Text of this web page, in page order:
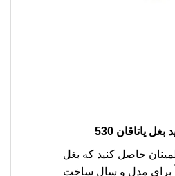
یاتاقان 530
حاصل کنید که بغل
برای مدل و سال ساخت